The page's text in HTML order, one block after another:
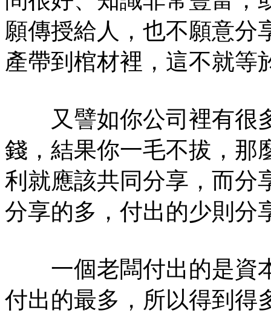
願傳授給人，也不願意分
產帶到棺材裡，這不就等
又譬如你公司裡有很
錢，結果你一毛不拔，那
利就應該共同分享，而分
分享的多，付出的少則分
一個老闆付出的是資
付出的最多，所以得到得